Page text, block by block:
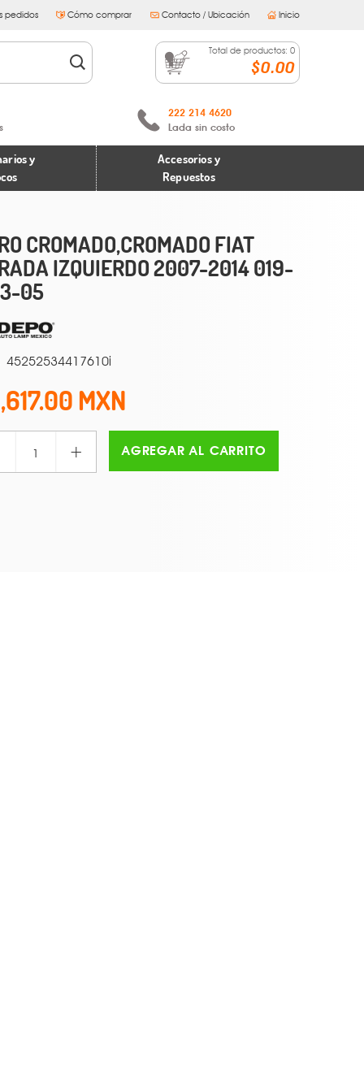
pedidos Cómo comprar Contacto / Ubicación Inicio
Total de productos: 0
$0.00
222 214 4620
Lada sin costo
y
Accesorios y
Repuestos
CROMADO,CROMADO FIAT
IZQUIERDO 2007-2014 019-
05
45252534417610i
+ AGREGAR AL CARRITO